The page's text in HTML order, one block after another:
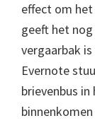
effect om
geeft het
vergaarbak
Evernote
brievenbus in